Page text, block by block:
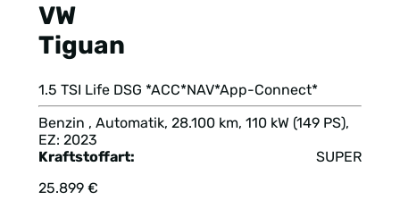
VW
Tiguan
1.5 TSI Life DSG *ACC*NAV*App-Connect*
Benzin , Automatik, 28.100 km, 110 kW (149 PS),
EZ: 2023
Kraftstoffart:
SUPER
25.899 €